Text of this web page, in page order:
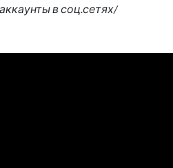
в соц.сетях/